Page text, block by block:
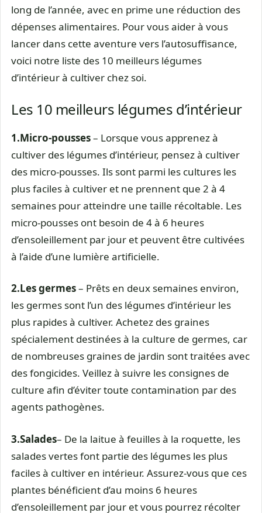
long de l’année, avec en prime une réduction des
dépenses alimentaires. Pour vous aider à vous
lancer dans cette aventure vers l’autosuffisance,
voici notre liste des 10 meilleurs légumes
d’intérieur à cultiver chez soi.
Les 10 meilleurs légumes d’intérieur
1.Micro-pousses– Lorsque vous apprenez à
cultiver des légumes d’intérieur, pensez à cultiver
des micro-pousses. Ils sont parmi les cultures les
plus faciles à cultiver et ne prennent que 2 à 4
semaines pour atteindre une taille récoltable. Les
micro-pousses ont besoin de 4 à 6 heures
d’ensoleillement par jour et peuvent être cultivées
à l’aide d’une lumière artificielle.
2.Les germes– Prêts en deux semaines environ,
les germes sont l’un des légumes d’intérieur les
plus rapides à cultiver. Achetez des graines
spécialement destinées à la culture de germes, car
de nombreuses graines de jardin sont traitées avec
des fongicides. Veillez à suivre les consignes de
culture afin d’éviter toute contamination par des
agents pathogènes.
3.Salades– De la laitue à feuilles à la roquette, les
salades vertes font partie des légumes les plus
faciles à cultiver en intérieur. Assurez-vous que ces
plantes bénéficient d’au moins 6 heures
d’ensoleillement par jour et vous pourrez récolter